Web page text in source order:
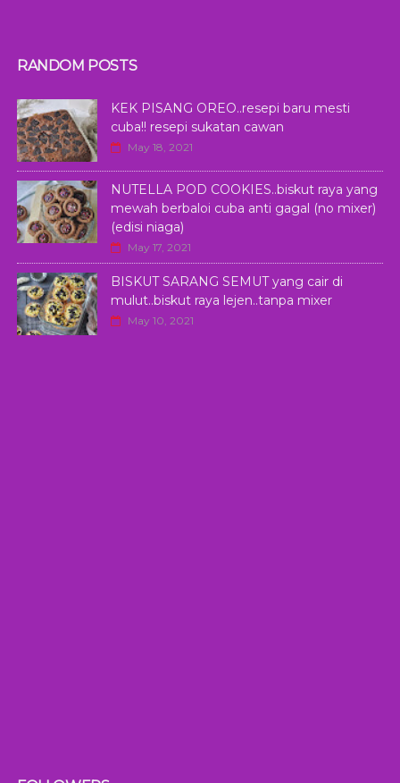
RANDOM POSTS
KEK PISANG OREO..resepi baru mesti
cuba!! resepi sukatan cawan
May 18, 2021
NUTELLA POD COOKIES..biskut raya yang
mewah berbaloi cuba anti gagal (no mixer)
(edisi niaga)
May 17, 2021
BISKUT SARANG SEMUT yang cair di
mulut..biskut raya lejen..tanpa mixer
May 10, 2021